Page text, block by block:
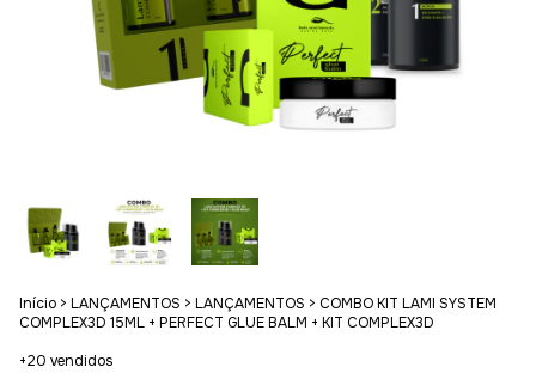
Início > LANÇAMENTOS > LANÇAMENTOS > COMBO KIT LAMI SYSTEM
COMPLEX3D 15ML + PERFECT GLUE BALM + KIT COMPLEX3D
+20 vendidos